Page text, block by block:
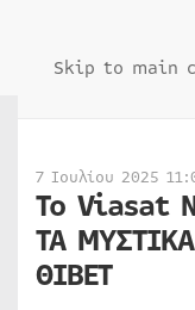
Skip to main
7 Ιουλίου 2025
Το Viasat
ΤΑ
ΘΙΒΕΤ